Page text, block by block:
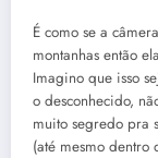
É como se a
montanhas então
Imagino que isso
o desconhecido,
muito segredo pra
(até mesmo dentro